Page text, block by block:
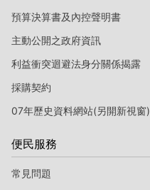
預算決算書及內控聲明書
主動公開之政府資訊
利益衝突迴避法身分關係揭露
採購契約
07年歷史資料網站(另開新視窗)
便民服務
常見問題